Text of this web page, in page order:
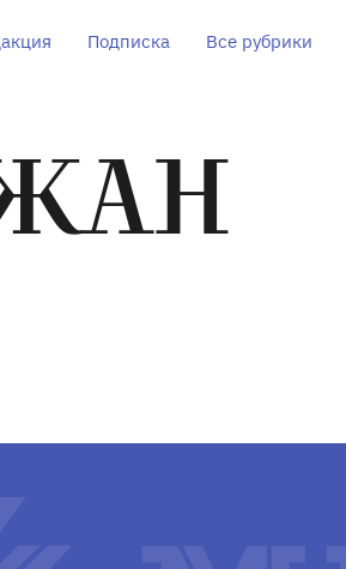
Подписка Все рубрики